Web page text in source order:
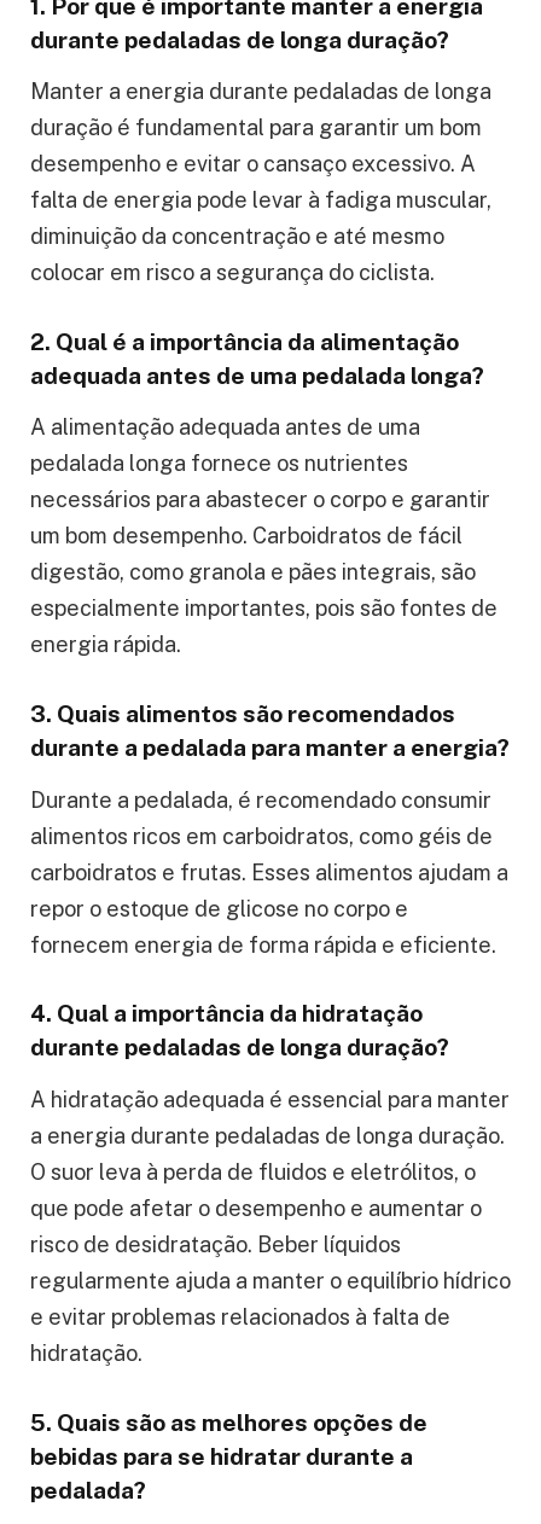
1. Por que é importante manter a energia
durante pedaladas de longa duração?
Manter a energia durante pedaladas de longa
duração é fundamental para garantir um bom
desempenho e evitar o cansaço excessivo. A
falta de energia pode levar à fadiga muscular,
diminuição da concentração e até mesmo
colocar em risco a segurança do ciclista.
2. Qual é a importância da alimentação
adequada antes de uma pedalada longa?
A alimentação adequada antes de uma
pedalada longa fornece os nutrientes
necessários para abastecer o corpo e garantir
um bom desempenho. Carboidratos de fácil
digestão, como granola e pães integrais, são
especialmente importantes, pois são fontes de
energia rápida.
3. Quais alimentos são recomendados
durante a pedalada para manter a energia?
Durante a pedalada, é recomendado consumir
alimentos ricos em carboidratos, como géis de
carboidratos e frutas. Esses alimentos ajudam a
repor o estoque de glicose no corpo e
fornecem energia de forma rápida e eficiente.
4. Qual a importância da hidratação
durante pedaladas de longa duração?
A hidratação adequada é essencial para manter
a energia durante pedaladas de longa duração.
O suor leva à perda de fluidos e eletrólitos, o
que pode afetar o desempenho e aumentar o
risco de desidratação. Beber líquidos
regularmente ajuda a manter o equilíbrio hídrico
e evitar problemas relacionados à falta de
hidratação.
5. Quais são as melhores opções de
bebidas para se hidratar durante a
pedalada?